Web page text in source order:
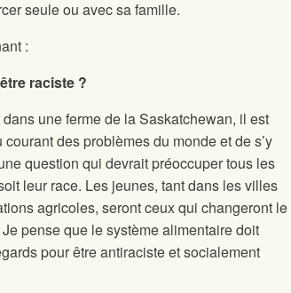
seule ou avec sa famille.
:
raciste ?
une ferme de la Saskatchewan, il est
des problèmes du monde et de s’y
question qui devrait préoccuper tous les
leur race. Les jeunes, tant dans les villes
agricoles, seront ceux qui changeront le
pense que le système alimentaire doit
pour être antiraciste et socialement